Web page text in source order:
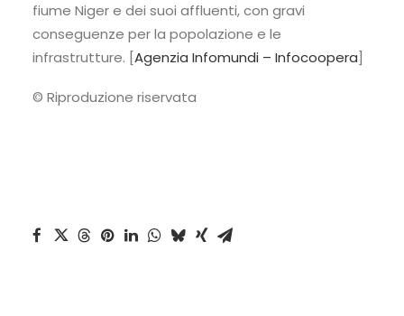
fiume Niger e dei suoi affluenti, con gravi
conseguenze per la popolazione e le
infrastrutture. [Agenzia Infomundi – Infocoopera]
© Riproduzione riservata